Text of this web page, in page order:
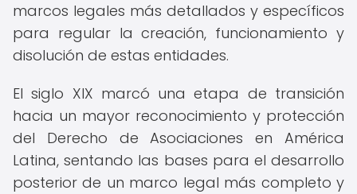
marcos legales más detallados y específicos
para regular la creación, funcionamiento y
disolución de estas entidades.
El siglo XIX marcó una etapa de transición
hacia un mayor reconocimiento y protección
del Derecho de Asociaciones en América
Latina, sentando las bases para el desarrollo
posterior de un marco legal más completo y